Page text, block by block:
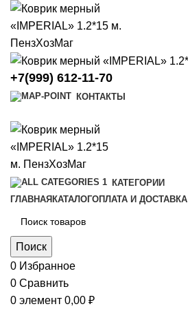
+7(999) 612-11-70
КОНТАКТЫ
КАТЕГОРИИ
ГЛАВНАЯ КАТАЛОГОПЛАТА И ДОСТАВКА
Поиск
0 Избранное
0 Сравнить
0 элемент 0,00 ₽